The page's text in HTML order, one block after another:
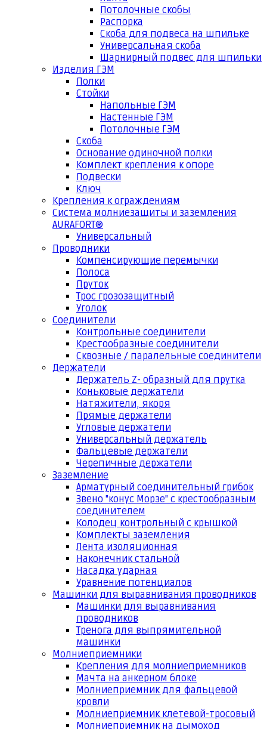
Потолочные скобы
Распорка
Скоба для подвеса на шпильке
Универсальная скоба
Шарнирный подвес для шпильки
Изделия ГЭМ
Полки
Стойки
Напольные ГЭМ
Настенные ГЭМ
Потолочные ГЭМ
Скоба
Основание одиночной полки
Комплект крепления к опоре
Подвески
Ключ
Крепления к ограждениям
Система молниезащиты и заземления
AURAFORT®
Универсальный
Проводники
Компенсирующие перемычки
Полоса
Пруток
Трос грозозащитный
Уголок
Соединители
Контрольные соединители
Крестообразные соединители
Сквозные / паралельные соединители
Держатели
Держатель Z- образный для прутка
Коньковые держатели
Натяжители, якоря
Прямые держатели
Угловые держатели
Универсальный держатель
Фальцевые держатели
Черепичные держатели
Заземление
Арматурный соединительный грибок
Звено "конус Морзе" с крестообразным
соединителем
Колодец контрольный с крышкой
Комплекты заземления
Лента изоляционная
Наконечник стальной
Насадка ударная
Уравнение потенциалов
Машинки для выравнивания проводников
Машинки для выравнивания
проводников
Тренога для выпрямительной
машинки
Молниеприемники
Крепления для молниеприемников
Мачта на анкерном блоке
Молниеприемник для фальцевой
кровли
Молниеприемник клетевой-тросовый
Молниеприемник на дымоход